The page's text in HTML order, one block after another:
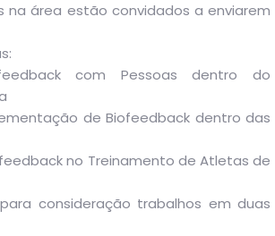
na área estão convidados a enviarem
com Pessoas dentro do
de Biofeedback dentro das
no Treinamento de Atletas de
consideração trabalhos em duas